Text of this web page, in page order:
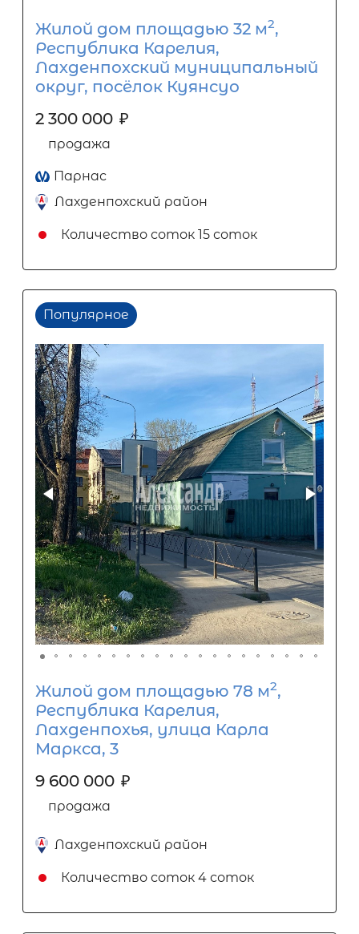
Жилой дом площадью 32 м2,
Республика Карелия,
Лахденпохский муниципальный
округ, посёлок Куянсуо
2 300 000 ₽
продажа
Парнас
Лахденпохский район
Количество соток 15 соток
Популярное
Жилой дом площадью 78 м2,
Республика Карелия,
Лахденпохья, улица Карла
Маркса, 3
9 600 000 ₽
продажа
Лахденпохский район
Количество соток 4 соток